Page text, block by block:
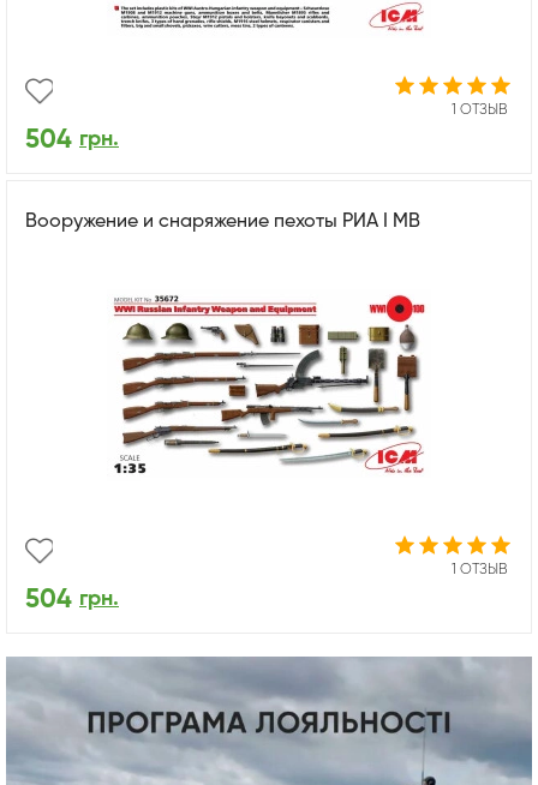
1 ОТЗЫВ
504 грн.
Вооружение и снаряжение пехоты РИА І МВ
1 ОТЗЫВ
504 грн.